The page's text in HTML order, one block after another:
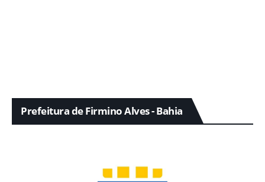
Prefeitura de Firmino Alves - Bahia